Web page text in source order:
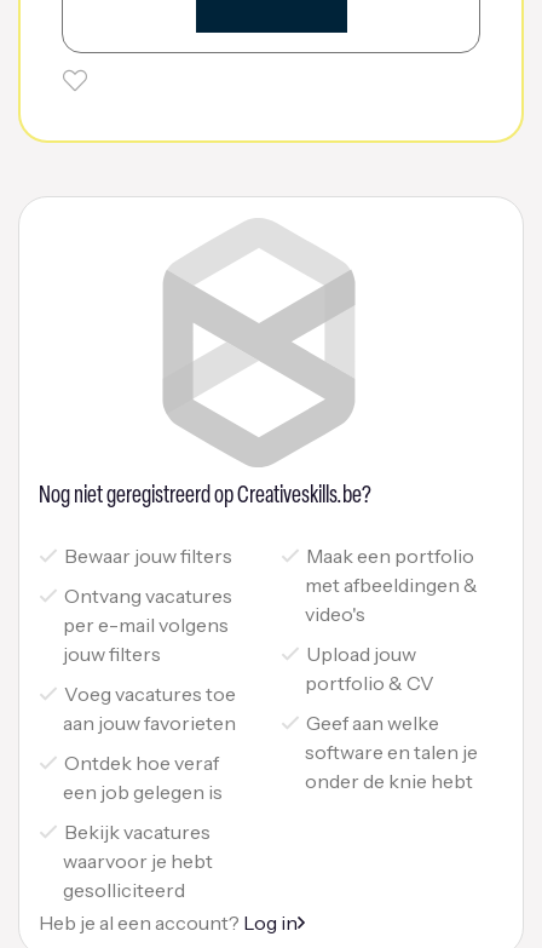
Nog niet geregistreerd op Creativeskills.be?
Bewaar jouw filters
Ontvang vacatures
per e-mail volgens
jouw filters
Voeg vacatures toe
aan jouw favorieten
Ontdek hoe veraf
een job gelegen is
Bekijk vacatures
waarvoor je hebt
gesolliciteerd
Maak een portfolio
met afbeeldingen &
video's
Upload jouw
portfolio & CV
Geef aan welke
software en talen je
onder de knie hebt
Heb je al een account? Log in